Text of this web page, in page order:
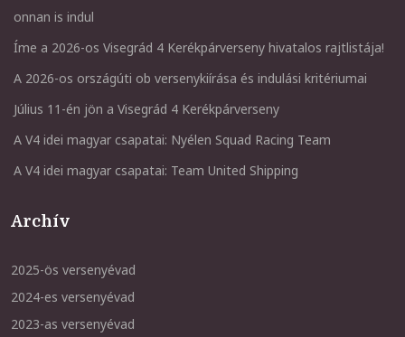
onnan is indul
Íme a 2026-os Visegrád 4 Kerékpárverseny hivatalos rajtlistája!
A 2026-os országúti ob versenykiírása és indulási kritériumai
Július 11-én jön a Visegrád 4 Kerékpárverseny
A V4 idei magyar csapatai: Nyélen Squad Racing Team
A V4 idei magyar csapatai: Team United Shipping
Archív
2025-ös versenyévad
2024-es versenyévad
2023-as versenyévad